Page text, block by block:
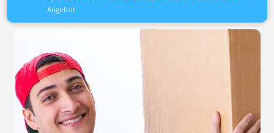
Angebot.